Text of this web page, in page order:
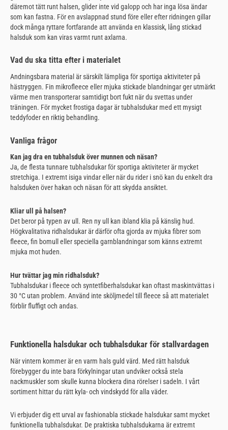
däremot tätt runt halsen, glider inte vid galopp och har inga lösa ändar
som kan fastna. För en avslappnad stund före eller efter ridningen gillar
dock många ryttare fortfarande att använda en klassisk, lång stickad
halsduk som kan viras varmt runt axlarna.
Vad du ska titta efter i materialet
Andningsbara material är särskilt lämpliga för sportiga aktiviteter på
hästryggen. Fin mikrofleece eller mjuka stickade blandningar ger utmärkt
värme men transporterar samtidigt bort fukt när du svettas under
träningen. För mycket frostiga dagar är tubhalsdukar med ett mysigt
teddyfoder en riktig behandling.
Vanliga frågor
Kan jag dra en tubhalsduk över munnen och näsan?
Ja, de flesta tunnare tubhalsdukar för sportiga aktiviteter är mycket
stretchiga. I extremt isiga vindar eller när du rider i snö kan du enkelt dra
halsduken över hakan och näsan för att skydda ansiktet.
Kliar ull på halsen?
Det beror på typen av ull. Ren ny ull kan ibland klia på känslig hud.
Högkvalitativa ridhalsdukar är därför ofta gjorda av mjuka fibrer som
fleece, fin bomull eller speciella garnblandningar som känns extremt
mjuka mot huden.
Hur tvättar jag min ridhalsduk?
Tubhalsdukar i fleece och syntetfiberhalsdukar kan oftast maskintvättas i
30 °C utan problem. Använd inte sköljmedel till fleece så att materialet
förblir fluffigt och andas.
Funktionella halsdukar och tubhalsdukar för stallvardagen
När vintern kommer är en varm hals guld värd. Med rätt halsduk
förebygger du inte bara förkylningar utan undviker också stela
nackmuskler som skulle kunna blockera dina rörelser i sadeln. I vårt
sortiment hittar du rätt kyla- och vindskydd för alla väder.
Vi erbjuder dig ett urval av fashionabla stickade halsdukar samt mycket
funktionella tubhalsdukar. De praktiska tubhalsdukarna är extremt